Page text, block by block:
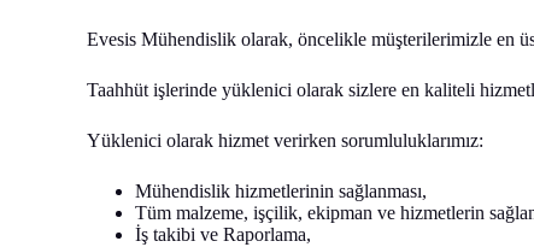
Evesis Mühendislik olarak, öncelikle müşterilerimizle en
Taahhüt işlerinde yüklenici olarak sizlere en kaliteli
Yüklenici olarak hizmet verirken sorumluluklarımız:
Mühendislik hizmetlerinin sağlanması,
Tüm malzeme, işçilik, ekipman ve hizmetlerin
İş takibi ve Raporlama,